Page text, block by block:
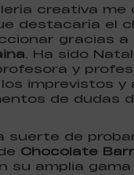
creativa me
destacaría el
gracias a
. Ha sido
y
imprevistos y
de dudas
suerte de
Chocolate
su amplia